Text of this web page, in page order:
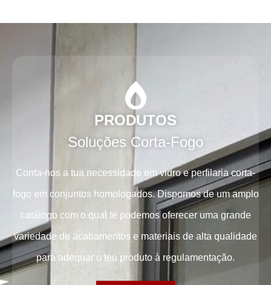
PRODUTOS
Soluções Corta-Fogo
Conta-nos a tua necessidade em vidro e perfilaria corta-
fogo em conjuntos homologados. Dispomos de um amplo
catálogo com o qual te podemos oferecer uma grande
variedade de acabamentos e materiais de alta qualidade
para adequar o teu produto à regulamentação.